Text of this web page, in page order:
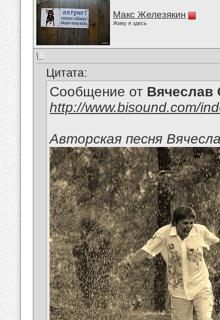
Макс Железякин
Живу я здесь
Цитата:
Сообщение от Вячеслав
http://www.bisound.com/
Авторская песня